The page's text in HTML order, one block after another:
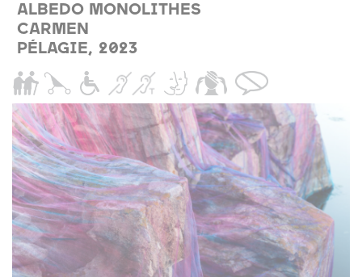
ALBEDO MONOLITHES
CARMEN
PÉLAGIE, 2023